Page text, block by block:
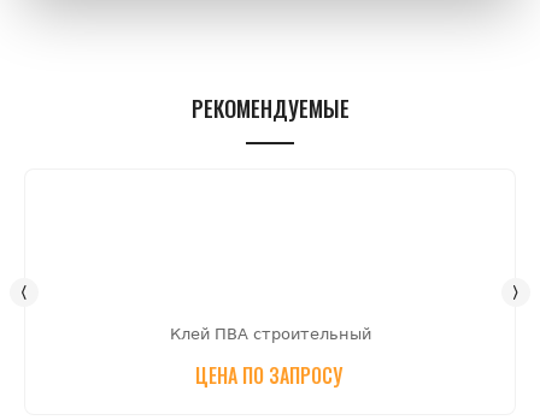
РЕКОМЕНДУЕМЫЕ
Клей ПВА строительный
ЦЕНА ПО ЗАПРОСУ